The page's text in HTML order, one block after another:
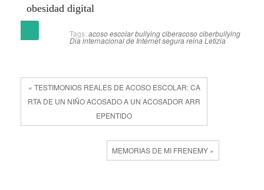
obesidad digital
Tags: acoso escolarbullyingciberacosociberbullying
Dia internacional de Internet segura reina Letizia
« TESTIMONIOS REALES DE ACOSO ESCOLAR: CA
RTA DE UN NIÑO ACOSADO A UN ACOSADOR ARR
EPENTIDO
MEMORIAS DE MI FRENEMY »